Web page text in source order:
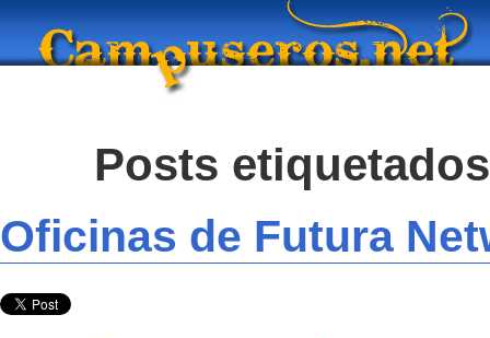
Posts
Oficinas de Futura